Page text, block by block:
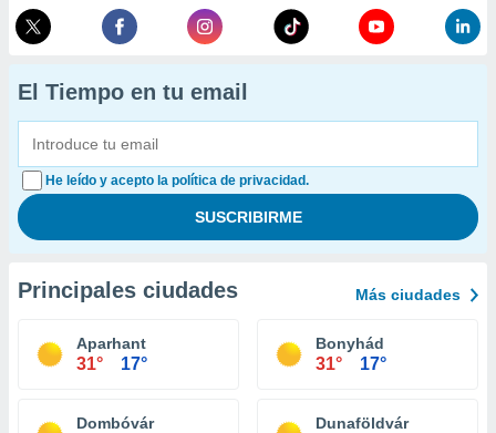
El Tiempo en tu email
He leído y acepto la política de privacidad.
Principales ciudades Más ciudades
Aparhant
31° 17°
Bonyhád
31° 17°
Dombóvár Dunaföldvár